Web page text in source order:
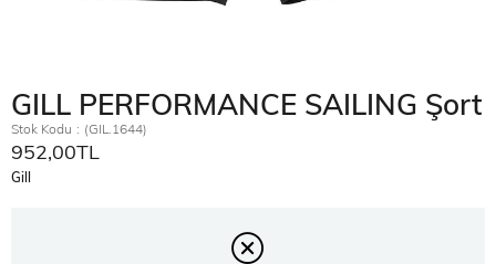
GILL PERFORMANCE SAILING Şort
Stok Kodu (GIL.1644)
952,00TL
Gill